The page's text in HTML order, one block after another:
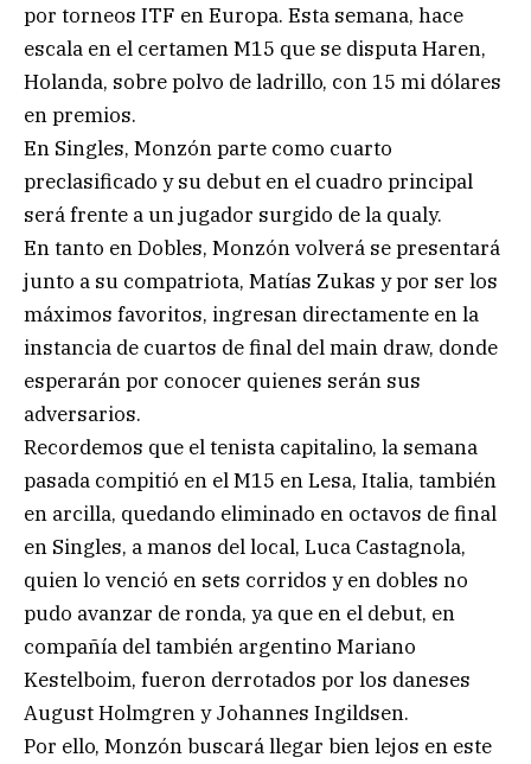
por torneos ITF en Europa. Esta semana, hace
escala en el certamen M15 que se disputa Haren,
Holanda, sobre polvo de ladrillo, con 15 mi dólares
en premios.
En Singles, Monzón parte como cuarto
preclasificado y su debut en el cuadro principal
será frente a un jugador surgido de la qualy.
En tanto en Dobles, Monzón volverá se presentará
junto a su compatriota, Matías Zukas y por ser los
máximos favoritos, ingresan directamente en la
instancia de cuartos de final del main draw, donde
esperarán por conocer quienes serán sus
adversarios.
Recordemos que el tenista capitalino, la semana
pasada compitió en el M15 en Lesa, Italia, también
en arcilla, quedando eliminado en octavos de final
en Singles, a manos del local, Luca Castagnola,
quien lo venció en sets corridos y en dobles no
pudo avanzar de ronda, ya que en el debut, en
compañía del también argentino Mariano
Kestelboim, fueron derrotados por los daneses
August Holmgren y Johannes Ingildsen.
Por ello, Monzón buscará llegar bien lejos en este